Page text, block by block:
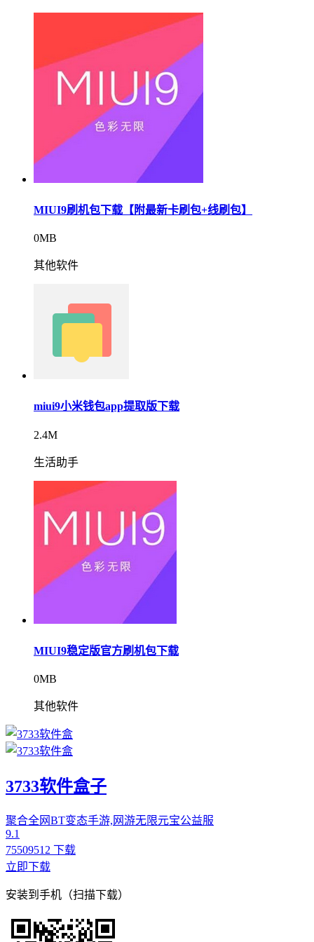
MIUI9刷机包下载【附最新卡刷包+线刷包】
0MB
其他软件
miui9小米钱包app提取版下载
2.4M
生活助手
MIUI9稳定版官方刷机包下载
0MB
其他软件
3733软件盒子
聚合全网BT变态手游,网游无限元宝公益服
9.1
75509512 下载
立即下载
安装到手机（扫描下载）